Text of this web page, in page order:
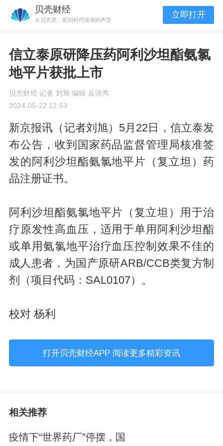
贝壳财经
从贝壳里，听到时代浪潮的声音
立即打开
信立泰原研降压药阿利沙坦酯氨氯
地平片获批上市
贝壳财经 记者 刘旭 编辑 岳清秀
2024-05-22 12:53
新京报讯（记者刘旭）5月22日，信立泰发
布公告，收到国家药品监督管理局核准签
发的阿利沙坦酯氨氯地平片（复立坦）药
品注册证书。
阿利沙坦酯氨氯地平片（复立坦）用于治
疗原发性高血压，适用于单用阿利沙坦酯
或单用氨氯地平治疗血压控制效果不佳的
成人患者，为国产原研ARB/CCB类复方制
剂（项目代码：SAL0107）。
校对 杨利
打开贝壳财经APP 阅读更多精彩资讯
相关推荐
疫情下“世界药厂”停摆，国